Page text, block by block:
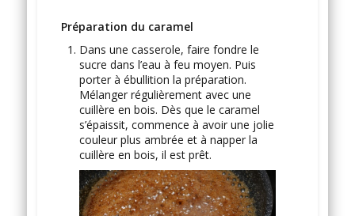
Préparation du caramel
Dans une casserole, faire fondre le
sucre dans l’eau à feu moyen. Puis
porter à ébullition la préparation.
Mélanger régulièrement avec une
cuillère en bois. Dès que le caramel
s’épaissit, commence à avoir une jolie
couleur plus ambrée et à napper la
cuillère en bois, il est prêt.